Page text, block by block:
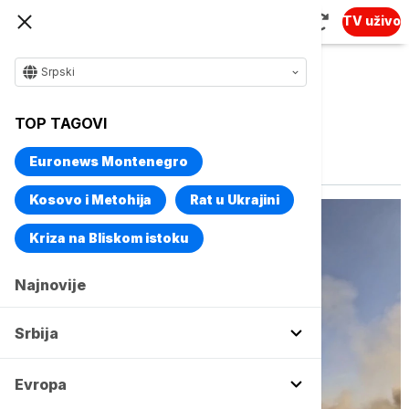
TV uživo
Srpski
TOP TAGOVI
Euronews Montenegro
Kosovo i Metohija Rat u Ukrajini
Kriza na Bliskom istoku
Najnovije
Srbija
Evropa
Vise o temi
oporavak arsenala